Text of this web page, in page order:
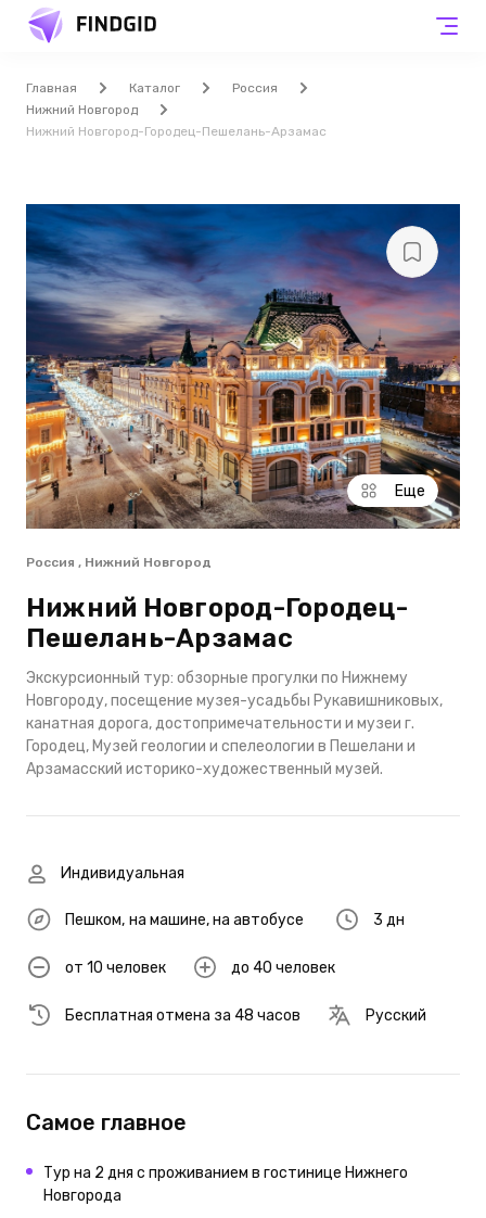
Главная Каталог
Россия
Нижний Новгород
Нижний Новгород-Городец-Пешелань-Арзамас
Еще
Россия , Нижний Новгород
Нижний Новгород-Городец-
Пешелань-Арзамас
Экскурсионный тур: обзорные прогулки по Нижнему
Новгороду, посещение музея-усадьбы Рукавишниковых,
канатная дорога, достопримечательности и музеи г.
Городец, Музей геологии и спелеологии в Пешелани и
Арзамасский историко-художественный музей.
Индивидуальная
Пешком, на машине, на автобусе 3 дн
от 10 человек до 40 человек
Бесплатная отмена за 48 часов Русский
Самое главное
Тур на 2 дня с проживанием в гостинице Нижнего
Новгорода